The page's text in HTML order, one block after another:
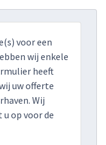
voor een
wij enkele
heeft
uw offerte
Wij
op voor de